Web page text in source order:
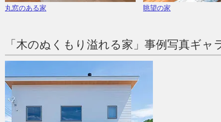
丸窓のある家 眺望の家
「木のぬくもり溢れる家」事例写真ギャ